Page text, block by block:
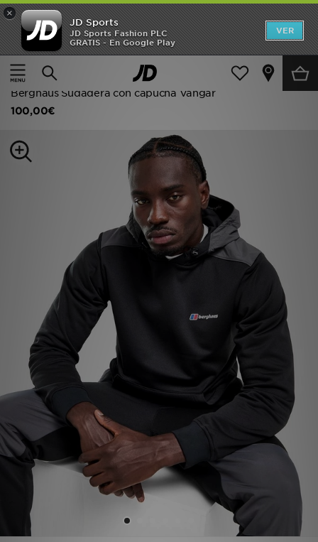
×
JD Sports
JD Sports Fashion PLC
GRATIS - En Google Play
VER
Página principal
Hombre
Ropa de hombre
Berghaus Sudadera con capucha Vangar
100,00€
Hombre
Mujer
Niños
Estilo
TARJETA REGALO
MI JD